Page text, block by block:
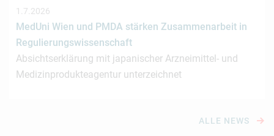
1.7.2026
MedUni Wien und PMDA stärken Zusammenarbeit in
Regulierungswissenschaft
Absichtserklärung mit japanischer Arzneimittel- und
Medizinprodukteagentur unterzeichnet
ALLE NEWS